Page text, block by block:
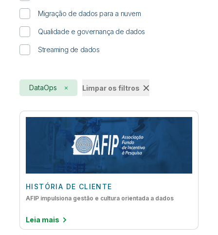
Migração de dados para a nuvem
Qualidade e governança de dados
Streaming de dados
DataOps Limpar os filtros
HISTÓRIA DE CLIENTE
AFIP impulsiona gestão e cultura orientada a dados
Leia mais